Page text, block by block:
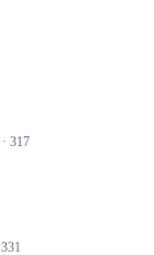
· 317
331